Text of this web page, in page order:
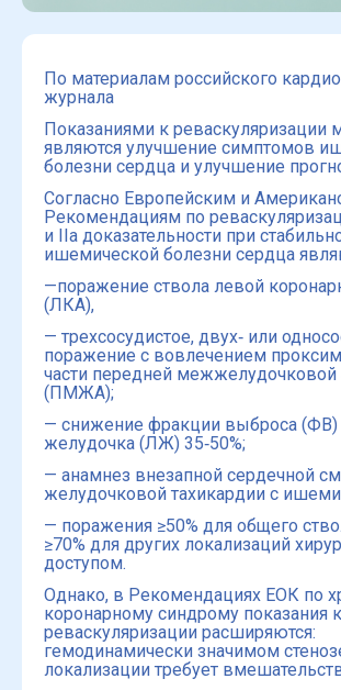
По материалам российского
журнала
Показаниями к реваскуляризации
являются улучшение симптомов
болезни сердца и улучшение
Согласно Европейским и
Рекомендациям по
и IIa доказательности при
ишемической болезни сердца
—поражение ствола левой
(ЛКА),
— трехсосудистое, двух‑ или
поражение с вовлечением
части передней межжелудочковой
(ПМЖА);
— снижение фракции выброса (ФВ)
желудочка (ЛЖ) 35‑50%;
— анамнез внезапной сердечной
желудочковой тахикардии с
— поражения ≥50% для общего
≥70% для других локализаций
доступом.
Однако, в Рекомендациях ЕОК по
коронарному синдрому показания к
реваскуляризации расширяются:
гемодинамически значимом
локализации требует